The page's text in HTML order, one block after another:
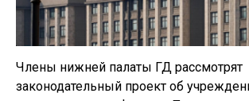
Члены нижней палаты ГД рассмотрят
законодательный проект об